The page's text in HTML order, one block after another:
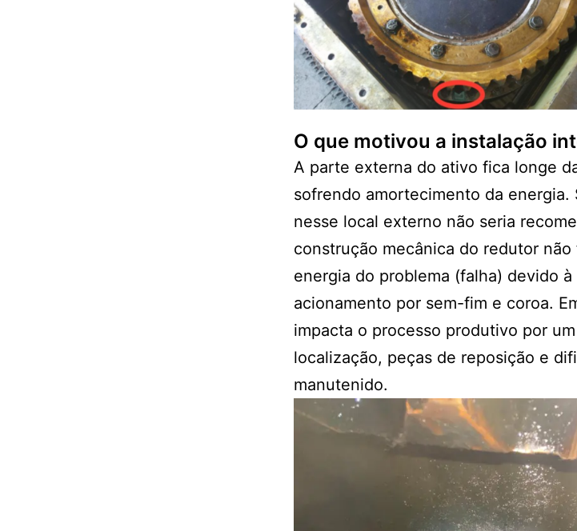
O que motivou a instalação
A parte externa do ativo fica longe
sofrendo amortecimento da energia.
nesse local externo não seria
construção mecânica do redutor
energia do problema (falha) devido
acionamento por sem-fim e coroa.
impacta o processo produtivo por
localização, peças de reposição e
manutenido.